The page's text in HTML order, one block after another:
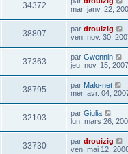
34372
mar. janv. 22,
38807 par drouizig
ven. nov. 30,
37363 par Gwennin
jeu. nov. 15,
38795 par Malo-net
mer. avr. 04,
32103 par Giulia
lun. mars 26,
33730 par drouizig
ven. mai 12,